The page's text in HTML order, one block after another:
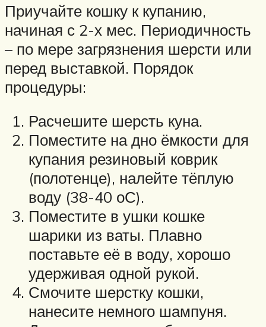
Приучайте кошку к купанию,
начиная с 2-х мес. Периодичность
– по мере загрязнения шерсти или
перед выставкой. Порядок
процедуры:
Расчешите шерсть куна.
Поместите на дно ёмкости для
купания резиновый коврик
(полотенце), налейте тёплую
воду (38-40 оС).
Поместите в ушки кошке
шарики из ваты. Плавно
поставьте её в воду, хорошо
удерживая одной рукой.
Смочите шерстку кошки,
нанесите немного шампуня.